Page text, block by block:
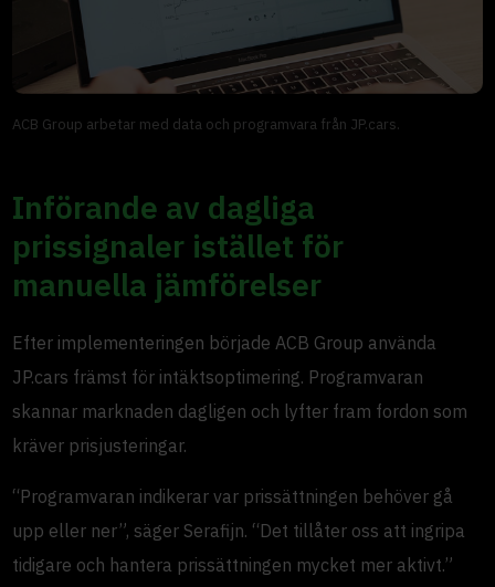
ACB Group arbetar med data och programvara från JP.cars.
Införande av dagliga
prissignaler istället för
manuella jämförelser
Efter implementeringen började ACB Group använda
JP.cars främst för intäktsoptimering. Programvaran
skannar marknaden dagligen och lyfter fram fordon som
kräver prisjusteringar.
“Programvaran indikerar var prissättningen behöver gå
upp eller ner”, säger Serafijn. “Det tillåter oss att ingripa
tidigare och hantera prissättningen mycket mer aktivt.”